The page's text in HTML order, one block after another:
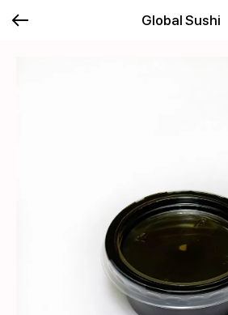
Global Sushi